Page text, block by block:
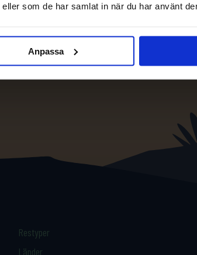
som de har samlat in när du har använt
Anpassa
Restyper
Länder